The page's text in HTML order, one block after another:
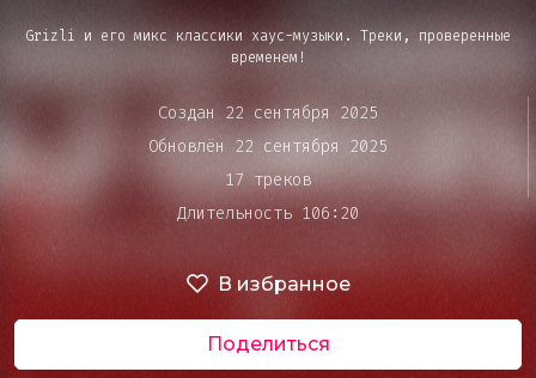
Mainstage
Эдиторы
Чарты
Grizli и его микс классики хаус-музыки. Треки, проверенные
временем!
Создан 22 сентября 2025
Обновлён 22 сентября 2025
17 треков
Длительность 106:20
В избранное
Поделиться
Очередь
воспроизведения